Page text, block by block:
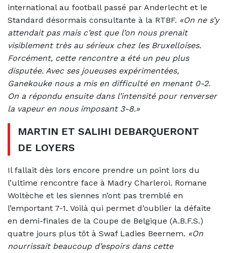
international au football passé par Anderlecht et le
Standard désormais consultante à la RTBF. «On ne s’y
attendait pas mais c’est que l’on nous prenait
visiblement très au sérieux chez les Bruxelloises.
Forcément, cette rencontre a été un peu plus
disputée. Avec ses joueuses expérimentées,
Ganekouke nous a mis en difficulté en menant 0-2.
On a répondu ensuite dans l’intensité pour renverser
la vapeur en nous imposant 3-8.»
MARTIN ET SALIHI DEBARQUERONT
DE LOYERS
Il fallait dès lors encore prendre un point lors du
l’ultime rencontre face à Madry Charleroi. Romane
Woltèche et les siennes n’ont pas tremblé en
l’emportant 7-1. Voilà qui permet d’oublier la défaite
en demi-finales de la Coupe de Belgique (A.B.F.S.)
quatre jours plus tôt à Swaf Ladies Beernem. «On
nourrissait beaucoup d’espoirs dans cette